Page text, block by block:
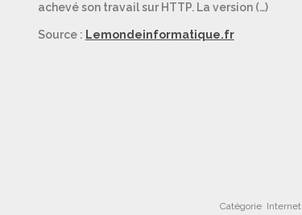
achevé son travail sur HTTP. La version (…)
Source : Lemondeinformatique.fr
Catégorie Internet